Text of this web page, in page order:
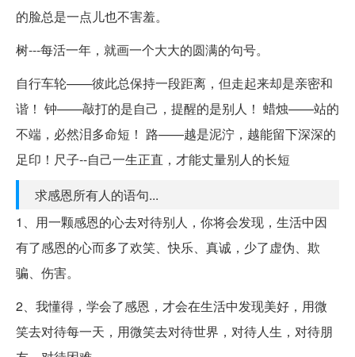
的脸总是一点儿也不害羞。
树---每活一年，就画一个大大的圆满的句号。
自行车轮——彼此总保持一段距离，但走起来却是亲密和
谐！ 钟——敲打的是自己，提醒的是别人！ 蜡烛——站的
不端，必然泪多命短！ 路——越是泥泞，越能留下深深的
足印！尺子--自己一生正直，才能丈量别人的长短
求感恩所有人的语句...
1、用一颗感恩的心去对待别人，你将会发现，生活中因
有了感恩的心而多了欢笑、快乐、真诚，少了虚伪、欺
骗、伤害。
2、我懂得，学会了感恩，才会在生活中发现美好，用微
笑去对待每一天，用微笑去对待世界，对待人生，对待朋